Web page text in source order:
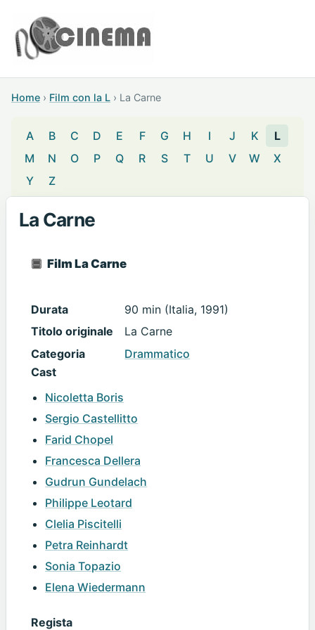
Home › Film con la L › La Carne
A B C D E F G H I J K
L
M
N O P Q R S T U V W
X
Y
Z
La Carne
Film La Carne
Durata
90 min (Italia, 1991)
Titolo originale
La Carne
Categoria
Drammatico
Cast
Nicoletta Boris
Sergio Castellitto
Farid Chopel
Francesca Dellera
Gudrun Gundelach
Philippe Leotard
Clelia Piscitelli
Petra Reinhardt
Sonia Topazio
Elena Wiedermann
Regista